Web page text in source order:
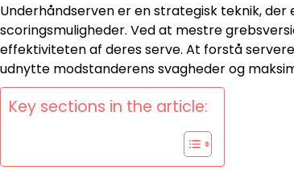
Underhåndserven er en strategisk teknik,
scoringsmuligheder. Ved at mestre
effektiviteten af deres serve. At forstå
udnytte modstanderens svagheder og
Key sections in the article: